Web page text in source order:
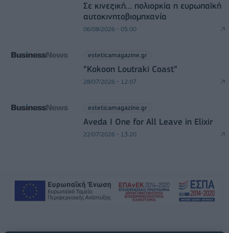
Σε κινεζική… πολιορκία η ευρωπαϊκή
αυτοκινητοβιομηχανία
06/08/2026 - 05:00
esteticamagazine.gr
“Kokoon Loutraki Coast”
28/07/2026 - 12:07
esteticamagazine.gr
Aveda I One for All Leave in Elixir
22/07/2026 - 13:20